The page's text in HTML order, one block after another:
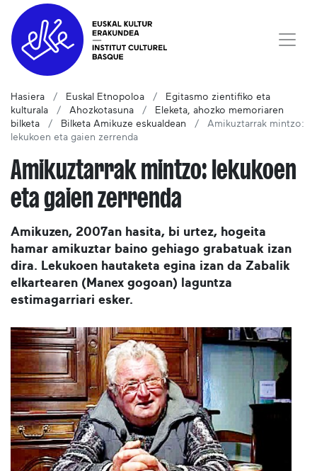
Hasiera Euskal Etnopoloa
Egitasmo zientifiko eta
kulturala
Ahozkotasuna
Eleketa, ahozko memoriaren
bilketa
Bilketa Amikuze eskualdean
Amikuztarrak mintzo:
lekukoen eta gaien zerrenda
Amikuztarrak mintzo: lekukoen
eta gaien zerrenda
Amikuzen, 2007an hasita, bi urtez, hogeita
hamar amikuztar baino gehiago grabatuak izan
dira. Lekukoen hautaketa egina izan da Zabalik
elkartearen (Manex gogoan) laguntza
estimagarriari esker.